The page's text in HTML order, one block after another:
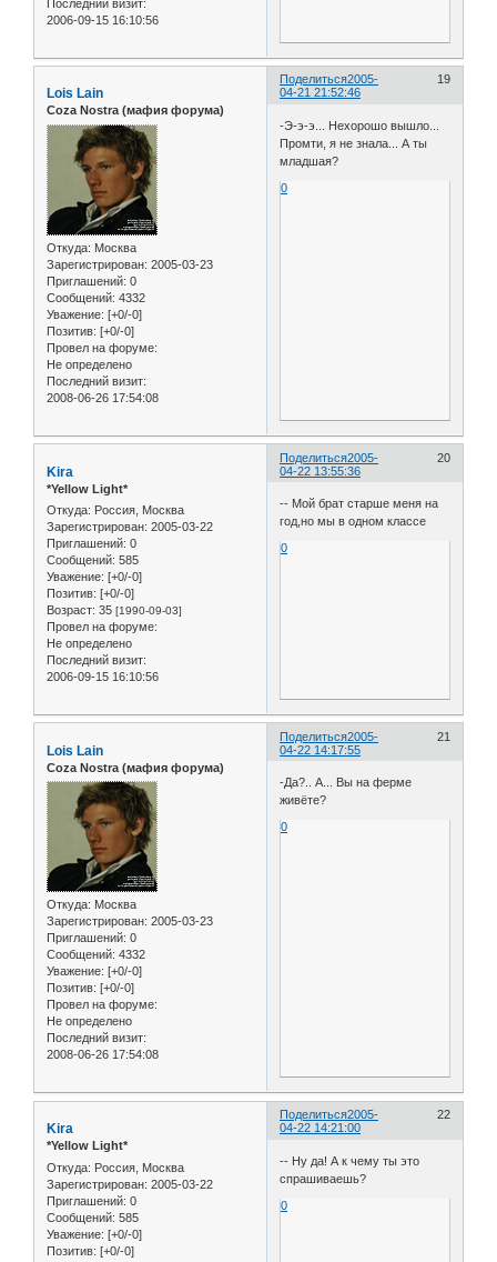
Последний визит:
2006-09-15 16:10:56
Поделиться 19
2005-
04-21 21:52:46
Lois Lain
Coza Nostra (мафия форума)
Откуда: Москва
Зарегистрирован: 2005-03-23
Приглашений: 0
Сообщений: 4332
Уважение: [+0/-0]
Позитив: [+0/-0]
Провел на форуме:
Не определено
Последний визит:
2008-06-26 17:54:08
-Э-э-э... Нехорошо вышло...
Промти, я не знала... А ты
младшая?
0
Поделиться 20
2005-
04-22 13:55:36
Kira
*Yellow Light*
Откуда: Россия, Москва
Зарегистрирован: 2005-03-22
Приглашений: 0
Сообщений: 585
Уважение: [+0/-0]
Позитив: [+0/-0]
Возраст: 35 [1990-09-03]
Провел на форуме:
Не определено
Последний визит:
2006-09-15 16:10:56
-- Мой брат старше меня на
год,но мы в одном классе
0
Поделиться 21
2005-
04-22 14:17:55
Lois Lain
Coza Nostra (мафия форума)
Откуда: Москва
Зарегистрирован: 2005-03-23
Приглашений: 0
Сообщений: 4332
Уважение: [+0/-0]
Позитив: [+0/-0]
Провел на форуме:
Не определено
Последний визит:
2008-06-26 17:54:08
-Да?.. А... Вы на ферме
живёте?
0
Поделиться 22
2005-
04-22 14:21:00
Kira
*Yellow Light*
Откуда: Россия, Москва
Зарегистрирован: 2005-03-22
Приглашений: 0
Сообщений: 585
Уважение: [+0/-0]
Позитив: [+0/-0]
-- Ну да! А к чему ты это
спрашиваешь?
0